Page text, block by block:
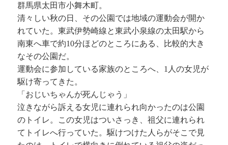
群馬県太田市小舞木町。
清々しい秋の日、その公園では地域の運動会が開か
れていた。東武伊勢崎線と東武小泉線の太田駅から
南東へ車で約10分ほどのところにある、比較的大き
なその公園だ。
運動会に参加している家族のところへ、1人の女児が
駆け寄ってきた。
「おじいちゃんが死んじゃう」
泣きながら訴える女児に連れられ向かったのは公園
のトイレ。この女児はついさっき、祖父に連れられ
てトイレへ行っていた。駆けつけた人らがそこで見